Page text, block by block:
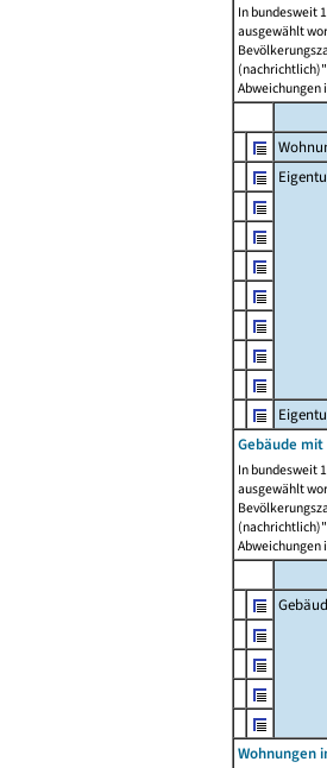
In bundesweit
ausgewählt
Abweichungen
Gebäude
In bundesweit
ausgewählt
Abweichungen
Wohnungen